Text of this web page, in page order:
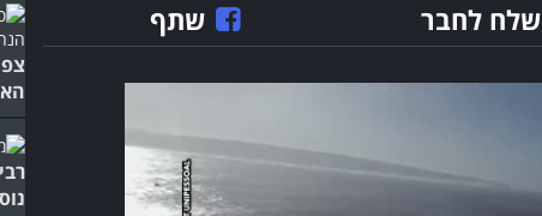
שלח לחבר שתף